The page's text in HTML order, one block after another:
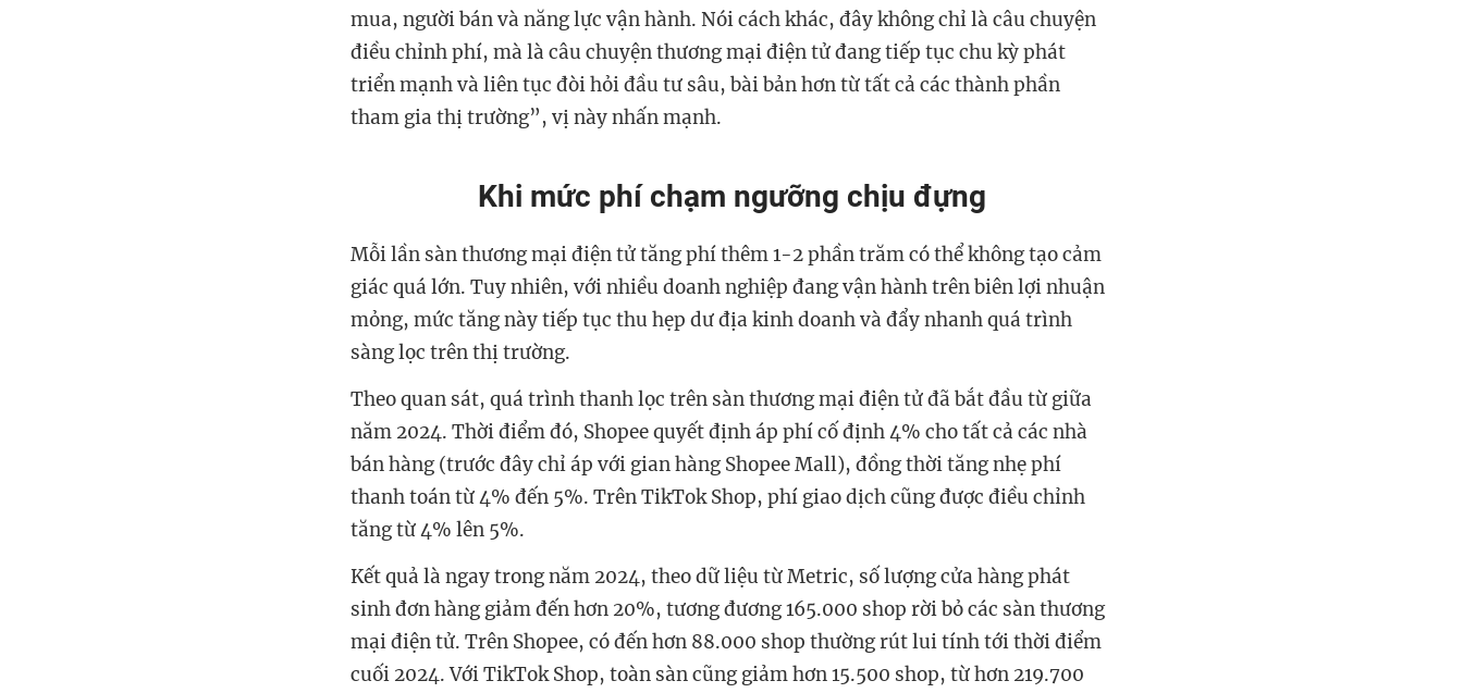
mua, người bán và năng lực vận hành. Nói cách khác, đây không chỉ là câu chuyện
điều chỉnh phí, mà là câu chuyện thương mại điện tử đang tiếp tục chu kỳ phát
triển mạnh và liên tục đòi hỏi đầu tư sâu, bài bản hơn từ tất cả các thành phần
tham gia thị trường”, vị này nhấn mạnh.
Khi mức phí chạm ngưỡng chịu đựng
Mỗi lần sàn thương mại điện tử tăng phí thêm 1-2 phần trăm có thể không tạo cảm
giác quá lớn. Tuy nhiên, với nhiều doanh nghiệp đang vận hành trên biên lợi nhuận
mỏng, mức tăng này tiếp tục thu hẹp dư địa kinh doanh và đẩy nhanh quá trình
sàng lọc trên thị trường.
Theo quan sát, quá trình thanh lọc trên sàn thương mại điện tử đã bắt đầu từ giữa
năm 2024. Thời điểm đó, Shopee quyết định áp phí cố định 4% cho tất cả các nhà
bán hàng (trước đây chỉ áp với gian hàng Shopee Mall), đồng thời tăng nhẹ phí
thanh toán từ 4% đến 5%. Trên TikTok Shop, phí giao dịch cũng được điều chỉnh
tăng từ 4% lên 5%.
Kết quả là ngay trong năm 2024, theo dữ liệu từ Metric, số lượng cửa hàng phát
sinh đơn hàng giảm đến hơn 20%, tương đương 165.000 shop rời bỏ các sàn thương
mại điện tử. Trên Shopee, có đến hơn 88.000 shop thường rút lui tính tới thời điểm
cuối 2024. Với TikTok Shop, toàn sàn cũng giảm hơn 15.500 shop, từ hơn 219.700